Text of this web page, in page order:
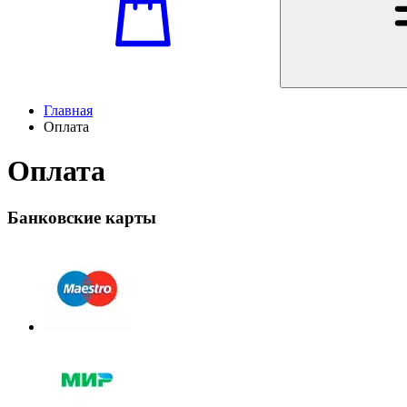
Главная
Оплата
Оплата
Банковские карты